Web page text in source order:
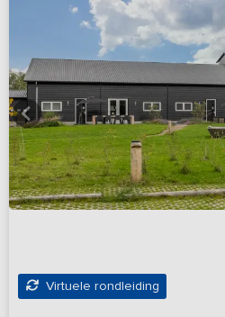
Virtuele rondleiding